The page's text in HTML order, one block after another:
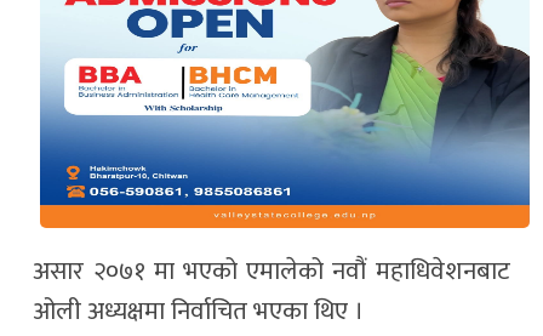
असार २०७१ मा भएको एमालेको नवौं महाधिवेशनबाट
ओली अध्यक्षमा निर्वाचित भएका थिए ।